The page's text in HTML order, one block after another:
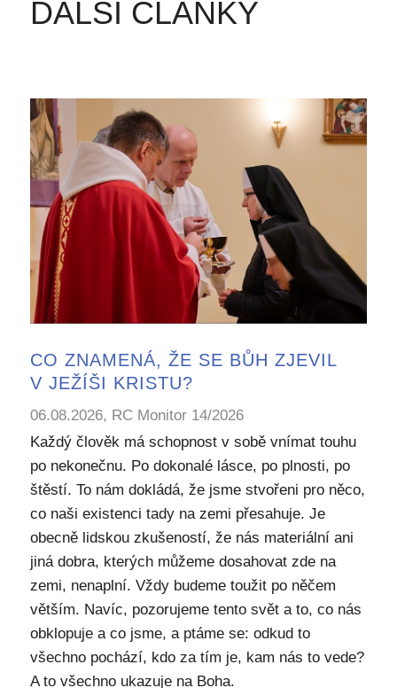
DALŠÍ ČLÁNKY
CO ZNAMENÁ, ŽE SE BŮH ZJEVIL
V JEŽÍŠI KRISTU?
06.08.2026, RC Monitor 14/2026
Každý člověk má schopnost v sobě vnímat touhu
po nekonečnu. Po dokonalé lásce, po plnosti, po
štěstí. To nám dokládá, že jsme stvořeni pro něco,
co naši existenci tady na zemi přesahuje. Je
obecně lidskou zkušeností, že nás materiální ani
jiná dobra, kterých můžeme dosahovat zde na
zemi, nenaplní. Vždy budeme toužit po něčem
větším. Navíc, pozorujeme tento svět a to, co nás
obklopuje a co jsme, a ptáme se: odkud to
všechno pochází, kdo za tím je, kam nás to vede?
A to všechno ukazuje na Boha.